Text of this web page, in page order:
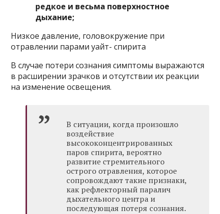
редкое и весьма поверхностное
дыхание;
Низкое давление, головокружение при
отравлении парами уайт- спирита
В случае потери сознания симптомы выражаются
в расширении зрачков и отсутствии их реакции
на изменение освещения.
В ситуации, когда произошло
воздействие
высококонцентрированных
паров спирита, вероятно
развитие стремительного
острого отравления, которое
сопровождают такие признаки,
как рефлекторный паралич
дыхательного центра и
последующая потеря сознания.